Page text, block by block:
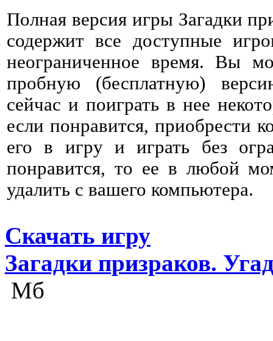
Полная версия игры Загадки
содержит все доступные
неограниченное время. Вы
пробную (бесплатную)
сейчас и поиграть в нее
если понравится, приобрести
его в игру и играть без
понравится, то ее в любой
удалить с вашего компьютера.
Скачать игру
Загадки призраков.
Мб